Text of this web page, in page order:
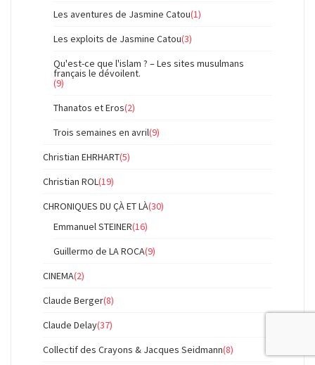
Les aventures de Jasmine Catou(1)
Les exploits de Jasmine Catou(3)
Qu'est-ce que l'islam ? – Les sites musulmans
français le dévoilent.
(9)
Thanatos et Eros(2)
Trois semaines en avril(9)
Christian EHRHART(5)
Christian ROL(19)
CHRONIQUES DU ÇÀ ET LÀ(30)
Emmanuel STEINER(16)
Guillermo de LA ROCA(9)
CINEMA(2)
Claude Berger(8)
Claude Delay(37)
Collectif des Crayons & Jacques Seidmann(8)